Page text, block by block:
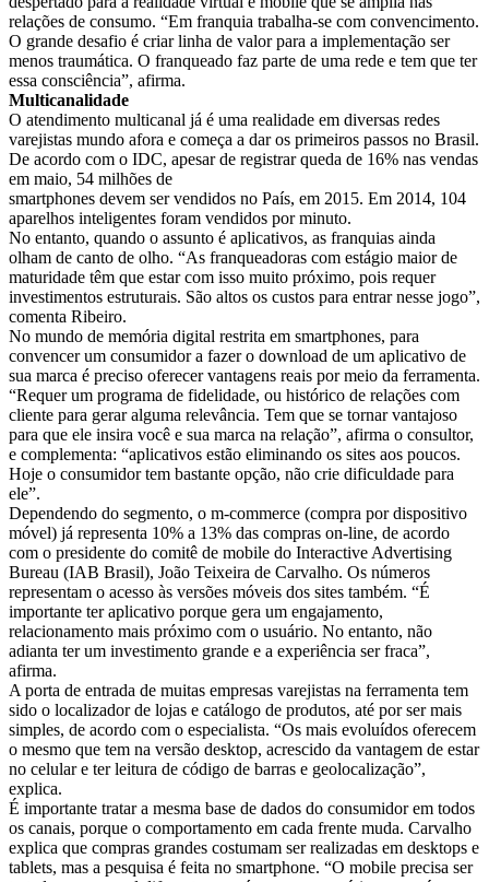
relações de consumo. “Em franquia trabalha-se com convencimento.
O grande desafio é criar linha de valor para a implementação ser
menos traumática. O franqueado faz parte de uma rede e tem que ter
essa consciência”, afirma.
Multicanalidade
O atendimento multicanal já é uma realidade em diversas redes
varejistas mundo afora e começa a dar os primeiros passos no Brasil.
De acordo com o IDC, apesar de registrar queda de 16% nas vendas
em maio, 54 milhões de
smartphones devem ser vendidos no País, em 2015. Em 2014, 104
aparelhos inteligentes foram vendidos por minuto.
No entanto, quando o assunto é aplicativos, as franquias ainda
olham de canto de olho. “As franqueadoras com estágio maior de
maturidade têm que estar com isso muito próximo, pois requer
investimentos estruturais. São altos os custos para entrar nesse jogo”,
comenta Ribeiro.
No mundo de memória digital restrita em smartphones, para
convencer um consumidor a fazer o download de um aplicativo de
sua marca é preciso oferecer vantagens reais por meio da ferramenta.
“Requer um programa de fidelidade, ou histórico de relações com
cliente para gerar alguma relevância. Tem que se tornar vantajoso
para que ele insira você e sua marca na relação”, afirma o consultor,
e complementa: “aplicativos estão eliminando os sites aos poucos.
Hoje o consumidor tem bastante opção, não crie dificuldade para
ele”.
Dependendo do segmento, o m-commerce (compra por dispositivo
móvel) já representa 10% a 13% das compras on-line, de acordo
com o presidente do comitê de mobile do Interactive Advertising
Bureau (IAB Brasil), João Teixeira de Carvalho. Os números
representam o acesso às versões móveis dos sites também. “É
importante ter aplicativo porque gera um engajamento,
relacionamento mais próximo com o usuário. No entanto, não
adianta ter um investimento grande e a experiência ser fraca”,
afirma.
A porta de entrada de muitas empresas varejistas na ferramenta tem
sido o localizador de lojas e catálogo de produtos, até por ser mais
simples, de acordo com o especialista. “Os mais evoluídos oferecem
o mesmo que tem na versão desktop, acrescido da vantagem de estar
no celular e ter leitura de código de barras e geolocalização”,
explica.
É importante tratar a mesma base de dados do consumidor em todos
os canais, porque o comportamento em cada frente muda. Carvalho
explica que compras grandes costumam ser realizadas em desktops e
tablets, mas a pesquisa é feita no smartphone. “O mobile precisa ser